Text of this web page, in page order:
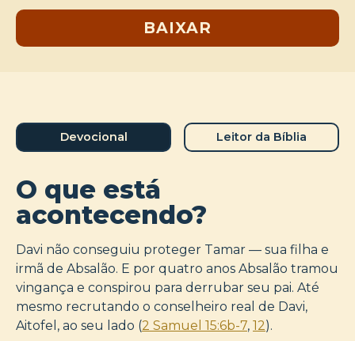
BAIXAR
Devocional Leitor da Bíblia
O que está
acontecendo?
Davi não conseguiu proteger Tamar — sua filha e
irmã de Absalão. E por quatro anos Absalão tramou
vingança e conspirou para derrubar seu pai. Até
mesmo recrutando o conselheiro real de Davi,
Aitofel, ao seu lado (2 Samuel 15:6b-7, 12).